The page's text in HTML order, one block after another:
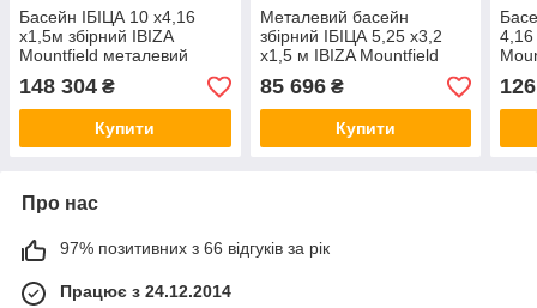
Басейн ІБІЦА 10 х4,16
х1,5м збірний IBIZA
Mountfield металевий
чеський швидкозбірний
стаціонарний каркасний
стальний заглиблений
148 304 ₴
Купити
Металевий басейн
збірний ІБІЦА 5,25 х3,2
х1,5 м IBIZA Mountfield
чеський швидкозбірний
стаціонарний стальний
каркасний заглиблений
85 696₴
Купити
4,16
Про нас
97% позитивних з 66 відгуків за рік
Працює з 24.12.2014